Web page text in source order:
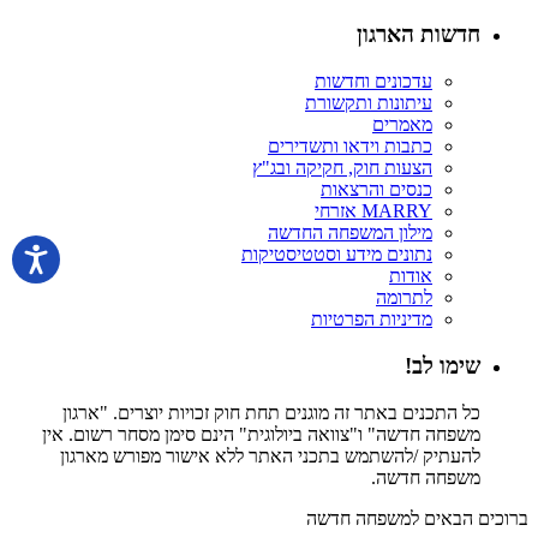
חדשות הארגון
עדכונים וחדשות
עיתונות ותקשורת
מאמרים
כתבות וידאו ותשדירים
הצעות חוק, חקיקה ובג"ץ
כנסים והרצאות
MARRY אזרחי
מילון המשפחה החדשה
נתונים מידע וסטטיסטיקות
אודות
לתרומה
מדיניות הפרטיות
שימו לב!
כל התכנים באתר זה מוגנים תחת חוק זכויות יוצרים. "ארגון
משפחה חדשה" ו"צוואה ביולוגית" הינם סימן מסחר רשום. אין
להעתיק /להשתמש בתכני האתר ללא אישור מפורש מארגון
משפחה חדשה.
ברוכים הבאים למשפחה חדשה